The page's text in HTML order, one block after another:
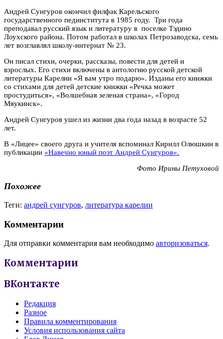
Андрей Сунгуров окончил филфак Карельского
государственного пединститута в 1985 году. Три года
преподавал русский язык и литературу в поселке Тэдино
Лоухского района. Потом работал в школах Петрозаводска, семь
лет возглавлял школу-интернат № 23.
Он писал стихи, очерки, рассказы, повести для детей и
взрослых. Его стихи включены в антологию русской детской
литературы Карелии «Я вам утро подарю». Изданы его книжки
со стихами для детей детские книжки «Речка может
простудиться», «Волшебная зеленая страна», «Город
Мяукинск».
Андрей Сунгуров ушел из жизни два года назад в возрасте 52
лет.
В «Лицее» своего друга и учителя вспоминал Кирилл Олюшкин в
публикации «Навечно юный поэт Андрей Сунгуров».
Фото Ирины Петуховой
Похожее
Теги: андрей сунгуров, литература карелии
Комментарии
Для отправки комментария вам необходимо авторизоваться.
Комментарии
ВКонтакте
Редакция
Разное
Правила комментирования
Условия использования сайта